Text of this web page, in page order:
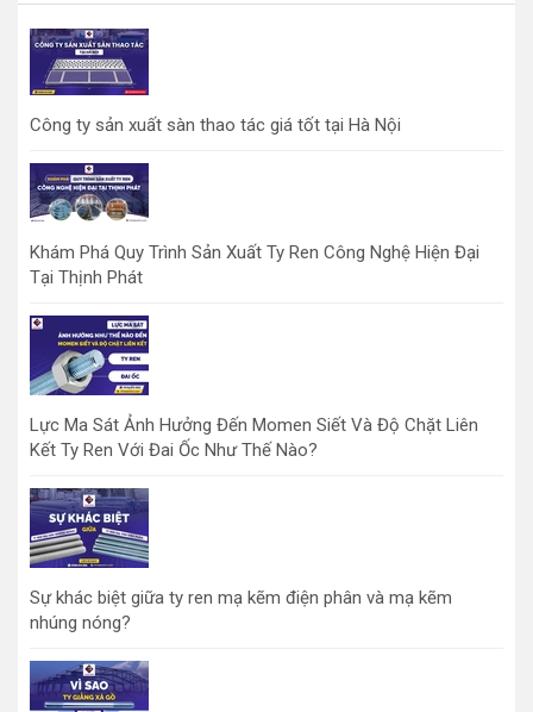
Công ty sản xuất sàn thao tác giá tốt tại Hà Nội
Khám Phá Quy Trình Sản Xuất Ty Ren Công Nghệ Hiện Đại
Tại Thịnh Phát
Lực Ma Sát Ảnh Hưởng Đến Momen Siết Và Độ Chặt Liên
Kết Ty Ren Với Đai Ốc Như Thế Nào?
Sự khác biệt giữa ty ren mạ kẽm điện phân và mạ kẽm
nhúng nóng?